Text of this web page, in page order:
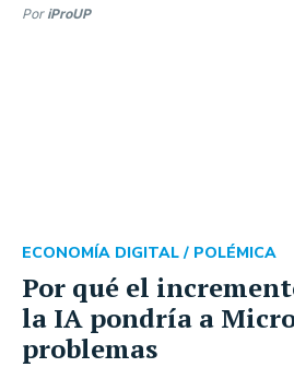
Por iProUP
Por qué el
la IA pondría a
problemas
ECONOMÍA DIGITAL / POLÉMICA